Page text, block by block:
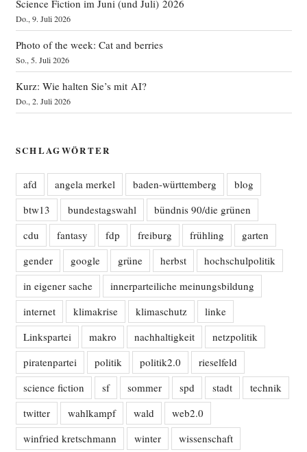
Science Fiction im Juni (und Juli) 2026
Do., 9. Juli 2026
Photo of the week: Cat and berries
So., 5. Juli 2026
Kurz: Wie halten Sie’s mit AI?
Do., 2. Juli 2026
SCHLAGWÖRTER
afd angela merkel baden-württemberg
blog
btw13
bundestagswahl
bündnis 90/die grünen
cdu
fantasy fdp freiburg frühling
garten
gender
google grüne herbst
hochschulpolitik
in eigener sache
innerparteiliche meinungsbildung
internet
klimakrise klimaschutz
linke
Linkspartei
makro nachhaltigkeit
netzpolitik
piratenpartei
politik politik2.0
rieselfeld
science fiction
sf sommer spd stadt
technik
twitter
wahlkampf wald
web2.0
winfried kretschmann
winter wissenschaft